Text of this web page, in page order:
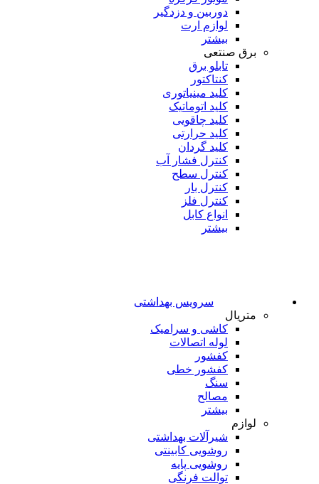
دوربین و دزدگیر
لوازم ارت
بیشتر
برق صنتعی
تابلو برق
کنتاکتور
کلید مینیاتوری
کلید اتوماتیک
کلید چاقویی
کلید حرارتی
کلید گردان
کنترل فشار آب
کنترل سطح
کنترل بار
کنترل فلز
انواع کابل
بیشتر
سرویس بهداشتی
متریال
کاشی و سرامیک
لوله اتصالات
کفشور
کفشور خطی
سنگ
مصالح
بیشتر
لوازم
شیرآلات بهداشتی
روشویی کابینتی
روشویی پایه
توالت فرنگی